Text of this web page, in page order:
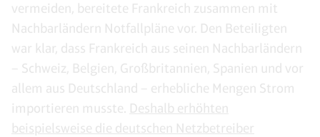
vermeiden, bereitete Frankreich zusammen mit
Nachbarländern Notfallpläne vor. Den Beteiligten
war klar, dass Frankreich aus seinen Nachbarländern
– Schweiz, Belgien, Großbritannien, Spanien und vor
allem aus Deutschland – erhebliche Mengen Strom
importieren musste. Deshalb erhöhten
beispielsweise die deutschen Netzbetreiber